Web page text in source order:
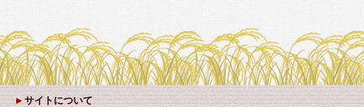
サイトについて